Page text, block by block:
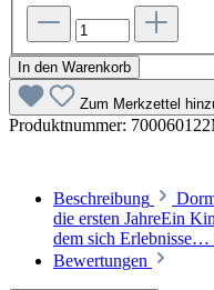
In den Warenkorb
Zum Merkzettel
Produktnummer:
Beschreibung
die ersten JahreEin
dem sich Erlebnisse…
Bewertungen